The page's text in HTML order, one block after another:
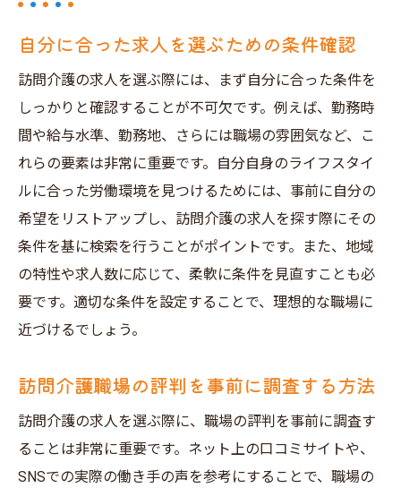
自分に合った求人を選ぶための条件確認
訪問介護の求人を選ぶ際には、まず自分に合った条件を
しっかりと確認することが不可欠です。例えば、勤務時
間や給与水準、勤務地、さらには職場の雰囲気など、こ
れらの要素は非常に重要です。自分自身のライフスタイ
ルに合った労働環境を見つけるためには、事前に自分の
希望をリストアップし、訪問介護の求人を探す際にその
条件を基に検索を行うことがポイントです。また、地域
の特性や求人数に応じて、柔軟に条件を見直すことも必
要です。適切な条件を設定することで、理想的な職場に
近づけるでしょう。
訪問介護職場の評判を事前に調査する方法
訪問介護の求人を選ぶ際に、職場の評判を事前に調査す
ることは非常に重要です。ネット上の口コミサイトや、
SNSでの実際の働き手の声を参考にすることで、職場の